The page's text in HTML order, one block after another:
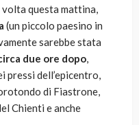
questa mattina,
(un piccolo paesino in
sarebbe stata
due ore dopo,
pressi dell’epicentro,
di Fiastrone,
Chienti e anche